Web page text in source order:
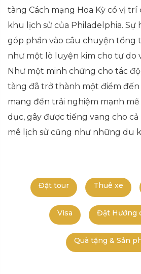
tàng Cách mạng Hoa Kỳ có vị
khu lịch sử của Philadelphia. Sự
góp phần vào câu chuyện tổng
như một lò luyện kim cho tự do
Như một minh chứng cho tác
tàng đã trở thành một điểm
mang đến trải nghiệm mạnh
dục, gây được tiếng vang cho
mê lịch sử cũng như những du
Đặt tour Thuê xe
Visa Đặt Hướng
Quà tặng & Sản